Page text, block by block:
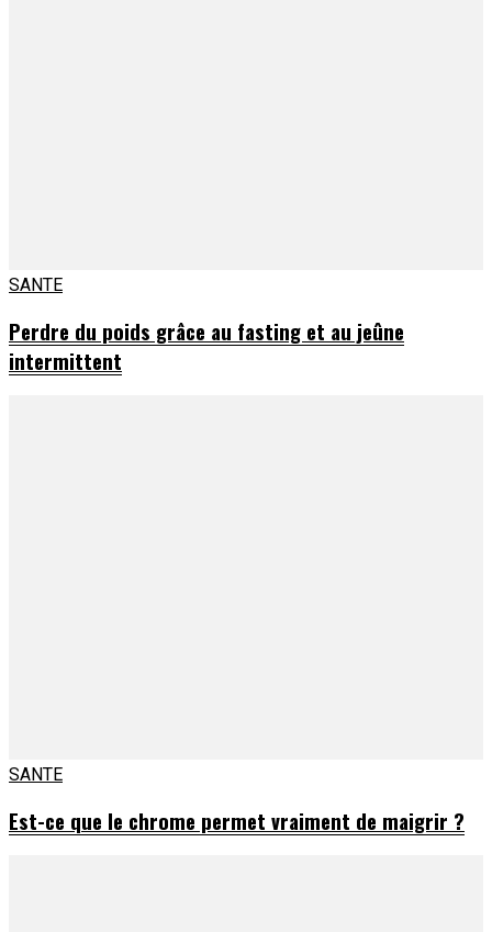
SANTE
Perdre du poids grâce au fasting et au jeûne
intermittent
SANTE
Est-ce que le chrome permet vraiment de maigrir ?